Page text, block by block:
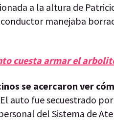
a la altura de
manejaba
cuesta armar el
se acercaron ver
auto fue secuestrado
del Sistema de